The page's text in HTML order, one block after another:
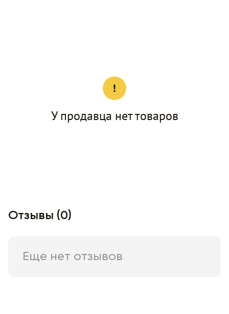
У продавца нет товаров
Отзывы (0)
Еще нет отзывов